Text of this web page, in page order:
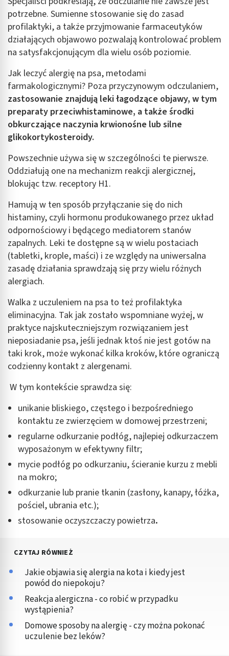
potrzebne. Sumienne stosowanie się do zasad
profilaktyki, a także przyjmowanie farmaceutyków
działających objawowo pozwalają kontrolować problem
na satysfakcjonującym dla wielu osób poziomie.
Jak leczyć alergię na psa, metodami
farmakologicznymi? Poza przyczynowym odczulaniem,
zastosowanie znajdują leki łagodzące objawy, w tym
preparaty przeciwhistaminowe, a także środki
obkurczające naczynia krwionośne lub silne
glikokortykosteroidy.
Powszechnie używa się w szczególności te pierwsze.
Oddziałują one na mechanizm reakcji alergicznej,
blokując tzw. receptory H1.
Hamują w ten sposób przyłączanie się do nich
histaminy, czyli hormonu produkowanego przez układ
odpornościowy i będącego mediatorem stanów
zapalnych. Leki te dostępne są w wielu postaciach
(tabletki, krople, maści) i ze względy na uniwersalna
zasadę działania sprawdzają się przy wielu różnych
alergiach.
Walka z uczuleniem na psa to też profilaktyka
eliminacyjna. Tak jak zostało wspomniane wyżej, w
praktyce najskuteczniejszym rozwiązaniem jest
nieposiadanie psa, jeśli jednak ktoś nie jest gotów na
taki krok, może wykonać kilka kroków, które ograniczą
codzienny kontakt z alergenami.
W tym kontekście sprawdza się:
unikanie bliskiego, częstego i bezpośredniego
kontaktu ze zwierzęciem w domowej przestrzeni;
regularne odkurzanie podłóg, najlepiej odkurzaczem
wyposażonym w efektywny filtr;
mycie podłóg po odkurzaniu, ścieranie kurzu z mebli
na mokro;
odkurzanie lub pranie tkanin (zasłony, kanapy, łóżka,
pościel, ubrania etc.);
stosowanie oczyszczaczy powietrza.
CZYTAJ RÓWNIEŻ
Jakie objawia się alergia na kota i kiedy jest
powód do niepokoju?
Reakcja alergiczna - co robić w przypadku
wystąpienia?
Domowe sposoby na alergię - czy można pokonać
uczulenie bez leków?